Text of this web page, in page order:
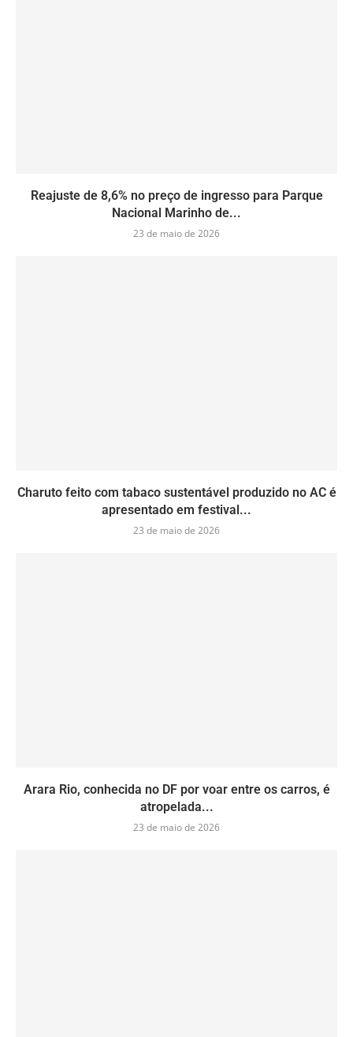
Reajuste de 8,6% no preço de ingresso para Parque
Nacional Marinho de...
23 de maio de 2026
Charuto feito com tabaco sustentável produzido no AC é
apresentado em festival...
23 de maio de 2026
Arara Rio, conhecida no DF por voar entre os carros, é
atropelada...
23 de maio de 2026